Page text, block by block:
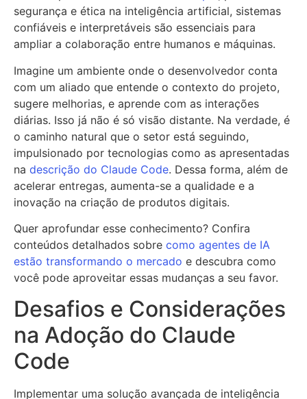
segurança e ética na inteligência artificial, sistemas
confiáveis e interpretáveis são essenciais para
ampliar a colaboração entre humanos e máquinas.
Imagine um ambiente onde o desenvolvedor conta
com um aliado que entende o contexto do projeto,
sugere melhorias, e aprende com as interações
diárias. Isso já não é só visão distante. Na verdade, é
o caminho natural que o setor está seguindo,
impulsionado por tecnologias como as apresentadas
na descrição do Claude Code. Dessa forma, além de
acelerar entregas, aumenta-se a qualidade e a
inovação na criação de produtos digitais.
Quer aprofundar esse conhecimento? Confira
conteúdos detalhados sobre como agentes de IA
estão transformando o mercado e descubra como
você pode aproveitar essas mudanças a seu favor.
Desafios e Considerações
na Adoção do Claude
Code
Implementar uma solução avançada de inteligência